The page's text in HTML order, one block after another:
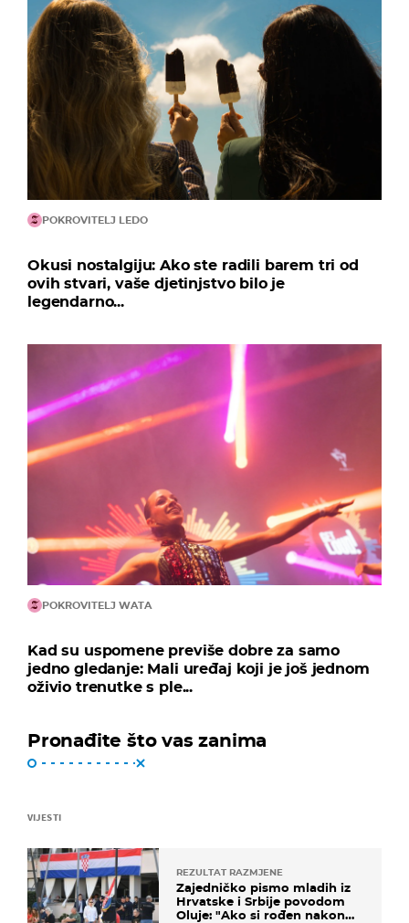
POKROVITELJ LEDO
Okusi nostalgiju: Ako ste radili barem tri od
ovih stvari, vaše djetinjstvo bilo je
legendarno...
POKROVITELJ WATA
Kad su uspomene previše dobre za samo
jedno gledanje: Mali uređaj koji je još jednom
oživio trenutke s ple...
Pronađite što vas zanima
VIJESTI
REZULTAT RAZMJENE
Zajedničko pismo mladih iz
Hrvatske i Srbije povodom
Oluje: "Ako si rođen nakon